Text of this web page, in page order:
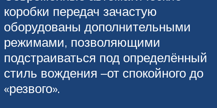
коробки передач зачастую
оборудованы дополнительными
режимами, позволяющими
подстраиваться под определённый
стиль вождения –от спокойного до
«резвого».